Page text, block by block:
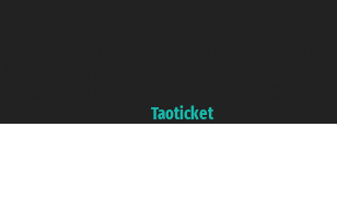
Taoticket